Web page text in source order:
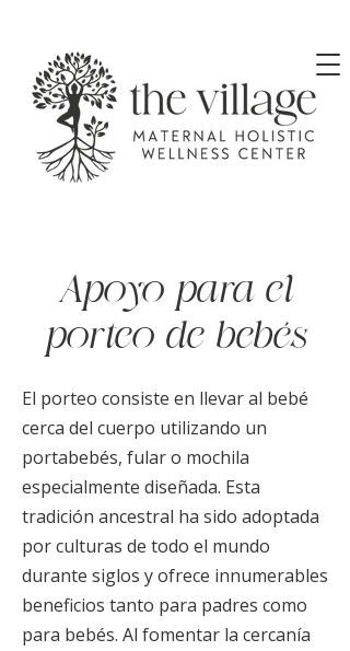
Apoyo para el
porteo de bebés
El porteo consiste en llevar al bebé
cerca del cuerpo utilizando un
portabebés, fular o mochila
especialmente diseñada. Esta
tradición ancestral ha sido adoptada
por culturas de todo el mundo
durante siglos y ofrece innumerables
beneficios tanto para padres como
para bebés. Al fomentar la cercanía